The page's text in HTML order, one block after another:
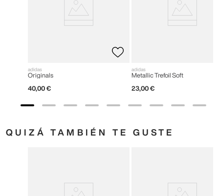
adidas
Originals
40,00 €
adidas
Metallic Trefoil Soft
23,00 €
QUIZÁ TAMBIÉN TE GUSTE